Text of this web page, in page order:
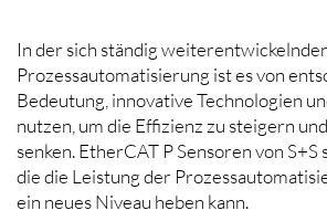
In der sich ständig
Prozessautomatisierung ist es von
Bedeutung, innovative Technologien
nutzen, um die Effizienz zu steigern
senken. EtherCAT P Sensoren von S+S
die die Leistung der
ein neues Niveau heben kann.